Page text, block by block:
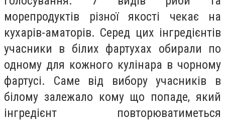
морепродуктів різної якості чекає на
кухарів-аматорів. Серед цих інгредієнтів
учасники в білих фартухах обирали по
одному для кожного кулінара в чорному
фартусі. Саме від вибору учасників в
білому залежало кому що попаде, який
інгредієнт повторюватиметься